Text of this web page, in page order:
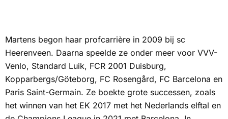
Martens begon haar profcarrière in 2009 bij sc
Heerenveen. Daarna speelde ze onder meer voor VVV-
Venlo, Standard Luik, FCR 2001 Duisburg,
Kopparbergs/Göteborg, FC Rosengård, FC Barcelona en
Paris Saint-Germain. Ze boekte grote successen, zoals
het winnen van het EK 2017 met het Nederlands elftal en